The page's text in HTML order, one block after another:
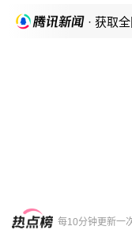
· 获取
每10分钟更新一